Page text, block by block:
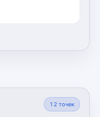
12 точек